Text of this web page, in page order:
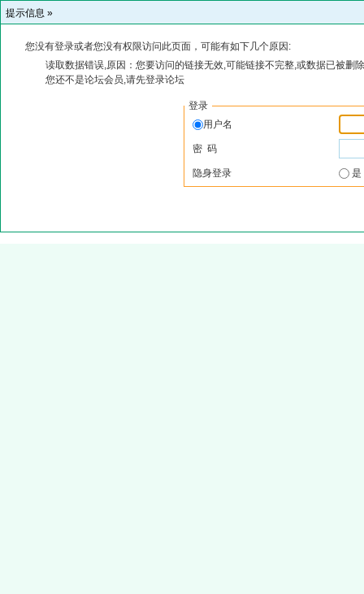
提示信息 »
您没有登录或者您没有权限访问此页面，可能有如下几个原因:
读取数据错误,原因：您要访问的链接无效,可能链接不完整,或数据已被删
您还不是论坛会员,请先登录论坛
登录
用户名
密 码
隐身登录